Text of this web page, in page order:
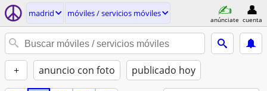
madrid móviles / servicios móviles
anúnciate cuenta
+ anuncio con foto publicado hoy